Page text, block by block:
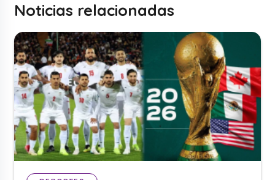
Noticias relacionadas